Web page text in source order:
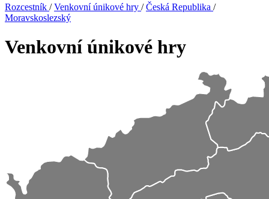
Rozcestník / Venkovní únikové hry / Česká Republika /
Moravskoslezský
Venkovní únikové hry